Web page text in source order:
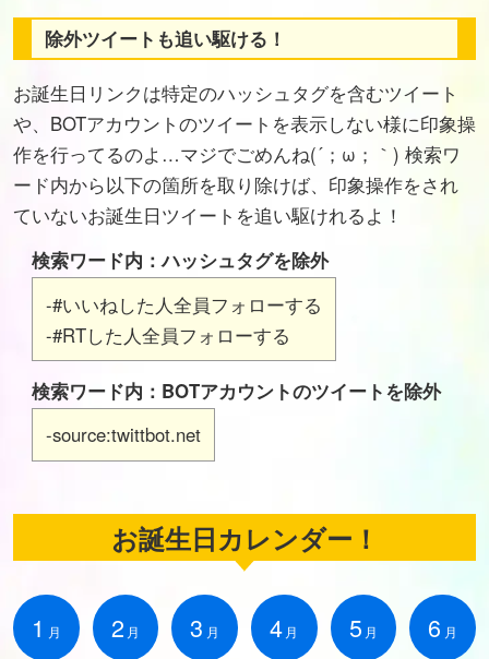
除外ツイートも追い駆ける！
お誕生日リンクは特定のハッシュタグを含むツイート
や、BOTアカウントのツイートを表示しない様に印象操
作を行ってるのよ…マジでごめんね(´；ω；｀) 検索ワ
ード内から以下の箇所を取り除けば、印象操作をされ
ていないお誕生日ツイートを追い駆けれるよ！
検索ワード内：ハッシュタグを除外
-#いいねした人全員フォローする
-#RTした人全員フォローする
検索ワード内：BOTアカウントのツイートを除外
-source:twittbot.net
お誕生日カレンダー！
1 月 2 月 3 月 4 月 5 月 6 月